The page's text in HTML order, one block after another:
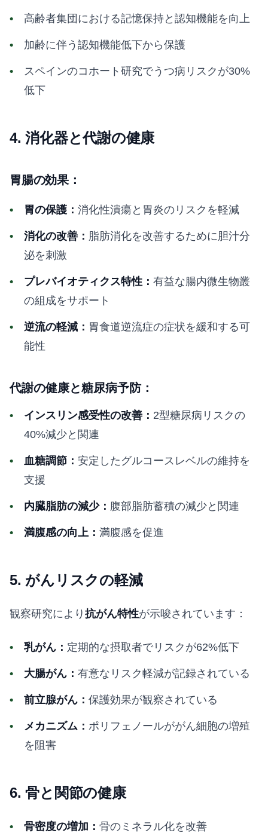
高齢者集団における記憶保持と認知機能を向上
加齢に伴う認知機能低下から保護
スペインのコホート研究でうつ病リスクが30%
低下
4. 消化器と代謝の健康
胃腸の効果：
胃の保護： 消化性潰瘍と胃炎のリスクを軽減
消化の改善： 脂肪消化を改善するために胆汁分
泌を刺激
プレバイオティクス特性： 有益な腸内微生物叢
の組成をサポート
逆流の軽減： 胃食道逆流症の症状を緩和する可
能性
代謝の健康と糖尿病予防：
インスリン感受性の改善： 2型糖尿病リスクの
40%減少と関連
血糖調節： 安定したグルコースレベルの維持を
支援
内臓脂肪の減少： 腹部脂肪蓄積の減少と関連
満腹感の向上： 満腹感を促進
5. がんリスクの軽減
観察研究により 抗がん特性が示唆されています：
乳がん： 定期的な摂取者でリスクが62%低下
大腸がん： 有意なリスク軽減が記録されている
前立腺がん： 保護効果が観察されている
メカニズム： ポリフェノールががん細胞の増殖
を阻害
6. 骨と関節の健康
骨密度の増加： 骨のミネラル化を改善